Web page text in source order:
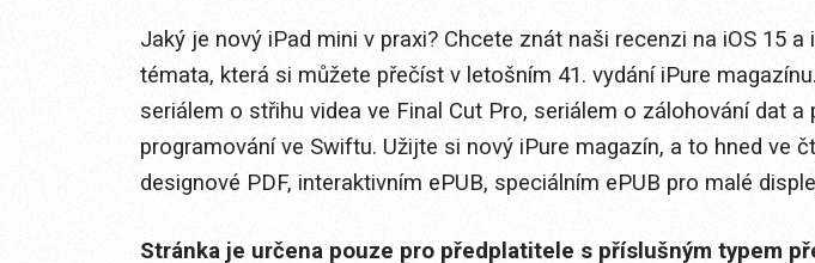
Jaký je nový iPad mini v praxi? Chcete znát naši recenzi na iOS 15 a
témata, která si můžete přečíst v letošním 41. vydání iPure
seriálem o střihu videa ve Final Cut Pro, seriálem o zálohování dat a
programování ve Swiftu. Užijte si nový iPure magazín, a to hned ve
designové PDF, interaktivním ePUB, speciálním ePUB pro malé
Stránka je určena pouze pro předplatitele s příslušným typem